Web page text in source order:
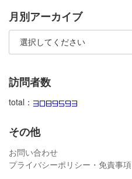
月別アーカイブ
訪問者数
total：
その他
お問い合わせ
プライバシーポリシー・免責事項